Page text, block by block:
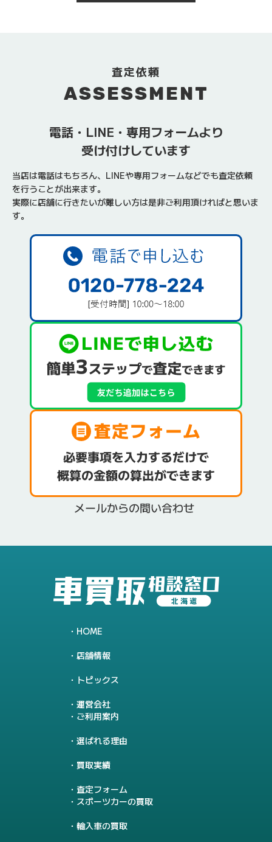
査定依頼
ASSESSMENT
電話・LINE・専用フォームより
受け付けしています
当店は電話はもちろん、LINEや専用フォームなどでも査定依頼
を行うことが出来ます。
実際に店舗に行きたいが難しい方は是非ご利用頂ければと思いま
す。
HOME
店舗情報
トピックス
運営会社
ご利用案内
選ばれる理由
買取実績
査定フォーム
スポーツカーの買取
輸入車の買取